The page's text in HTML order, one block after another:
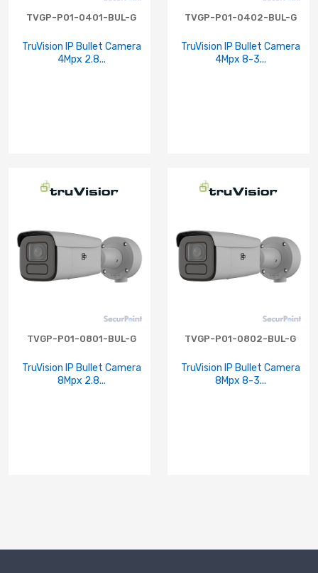
TVGP-P01-0401-BUL-G
TruVision IP Bullet Camera
4Mpx 2.8...
TVGP-P01-0402-BUL-G
TruVision IP Bullet Camera
4Mpx 8-3...
TVGP-P01-0801-BUL-G
TruVision IP Bullet Camera
8Mpx 2.8...
TVGP-P01-0802-BUL-G
TruVision IP Bullet Camera
8Mpx 8-3...